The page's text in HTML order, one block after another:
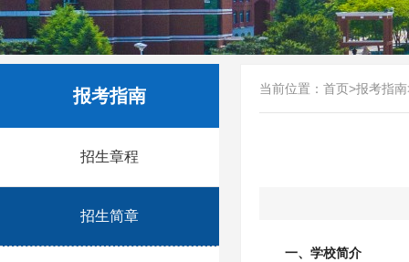
报考指南
招生章程
招生简章
当前位置： 首页>报考指南
一、学校简介